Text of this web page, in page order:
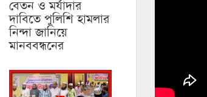
বেতন ও মর্যাদার
দাবিতে পুলিশি হামলার
নিন্দা জানিয়ে
মানববন্ধনের